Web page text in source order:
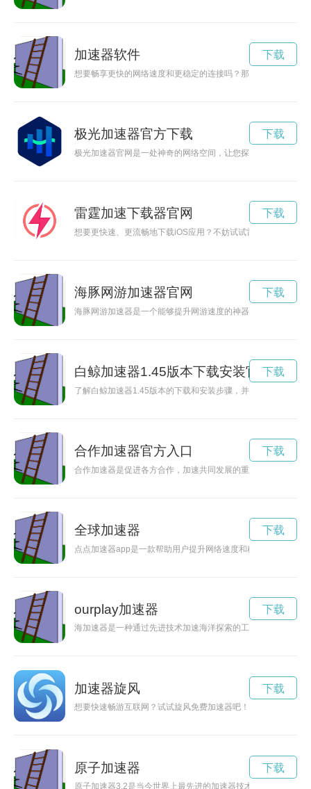
加速器软件
想要畅享更快的网络速度和更稳定的连接吗？那就赶快下载安
下载
极光加速器官方下载
极光加速器官网是一处神奇的网络空间，让您探索未知的世界
下载
雷霆加速下载器官网
想要更快速、更流畅地下载iOS应用？不妨试试雷霆加速器，它
下载
海豚网游加速器官网
海豚网游加速器是一个能够提升网游速度的神器，帮助玩家在游
下载
白鲸加速器1.45版本下载安装官网
了解白鲸加速器1.45版本的下载和安装步骤，并通过官网轻松完
下载
合作加速器官方入口
合作加速器是促进各方合作，加速共同发展的重要工具和机制
下载
全球加速器
点点加速器app是一款帮助用户提升网络速度和稳定性的应用
下载
ourplay加速器
海加速器是一种通过先进技术加速海洋探索的工具，将为海洋
下载
加速器旋风
想要快速畅游互联网？试试旋风免费加速器吧！官方下载，轻
下载
原子加速器
原子加速器3.2是当今世界上最先进的加速器技术之一，它在粒
下载